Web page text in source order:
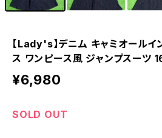
【Lady's】デニム キャミオール
ス ワンピース風 ジャンプスーツ
¥6,980
SOLD OUT